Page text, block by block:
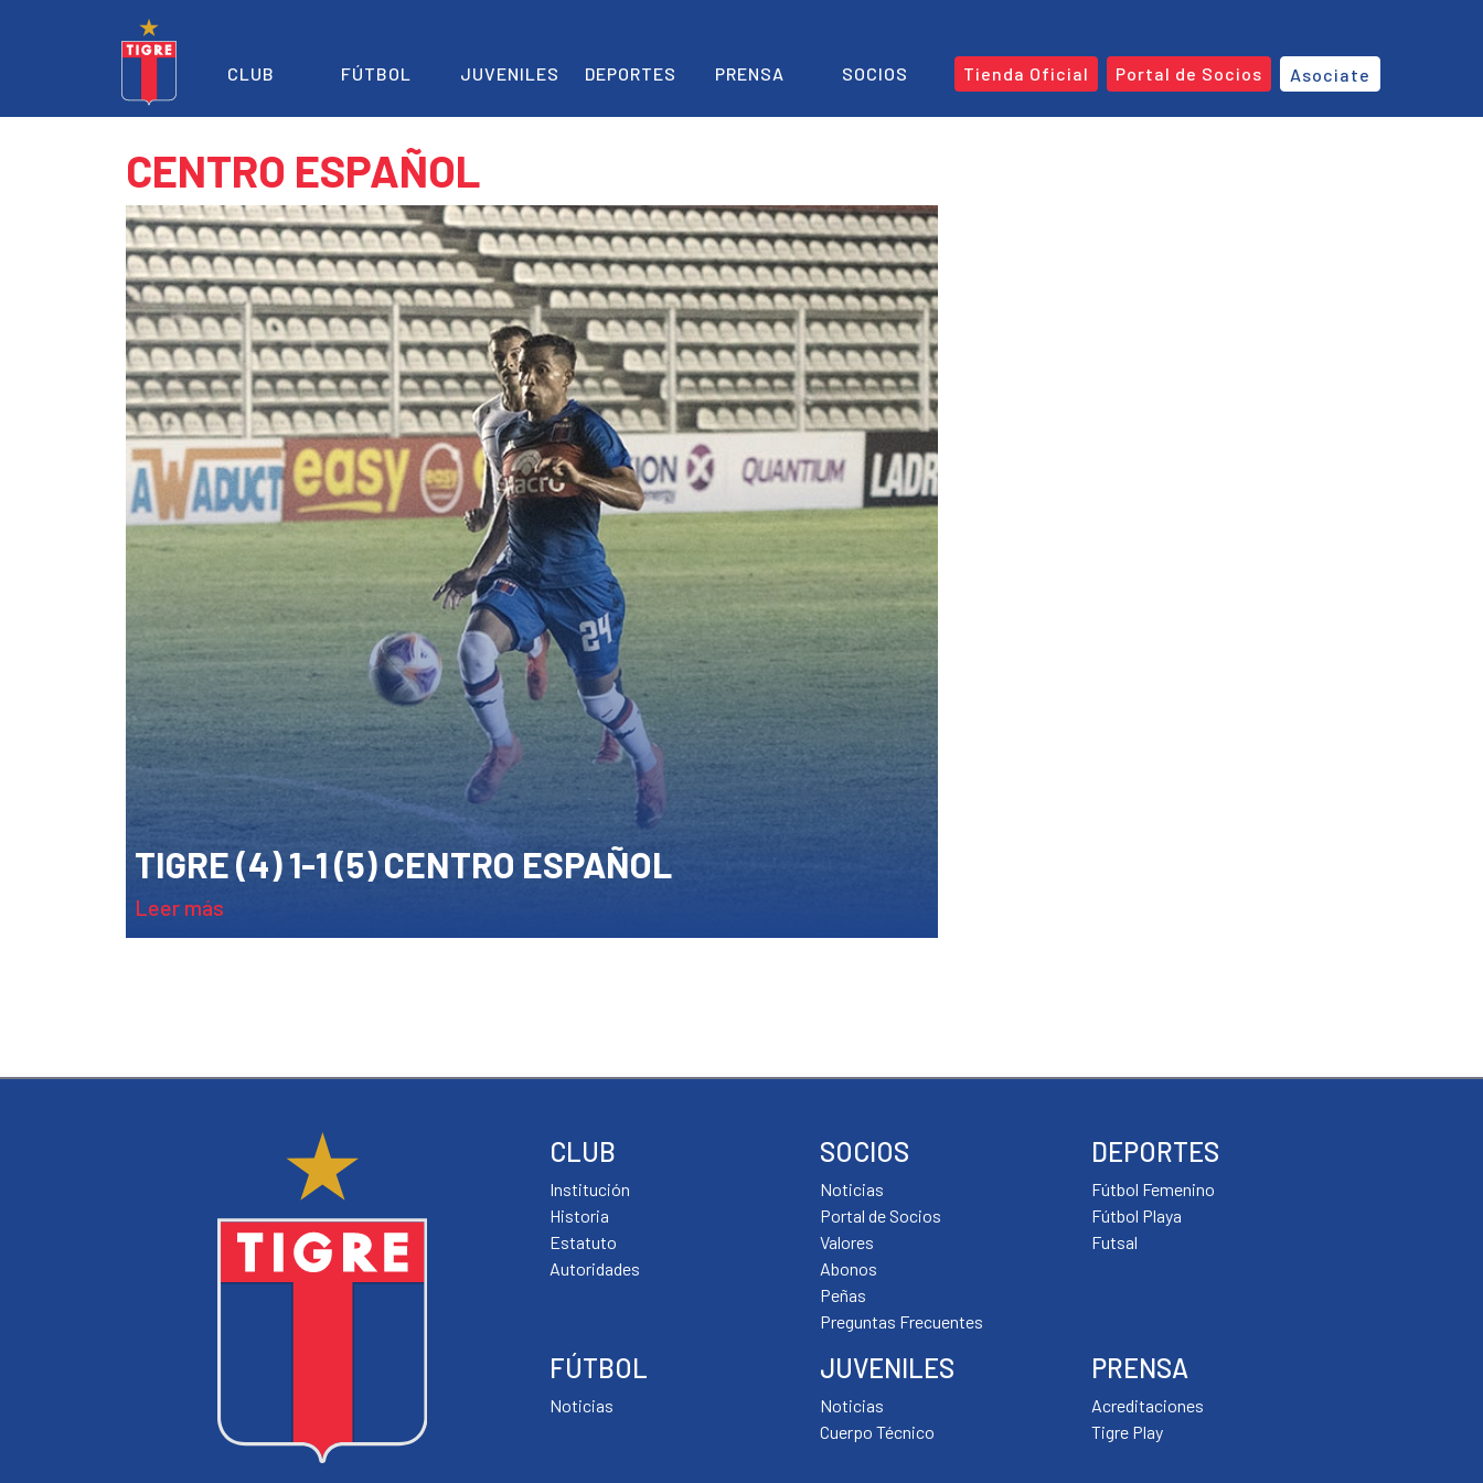
CLUB FÚTBOL JUVENILES DEPORTES PRENSA SOCIOS Tienda Oficial Portal de Socios Asociate
CENTRO ESPAÑOL
TIGRE (4) 1-1 (5) CENTRO ESPAÑOL
leer más
CLUB
Institución
Historia
Estatuto
Autoridades
FÚTBOL
Noticias
DEPORTES
Fútbol Femenino
Fútbol Playa
Futsal
JUVENILES
Noticias
Cuerpo Técnico
PRENSA
Acreditaciones
Tigre Play
SOCIOS
Noticias
Portal de Socios
Valores
Abonos
Peñas
Preguntas Frecuentes